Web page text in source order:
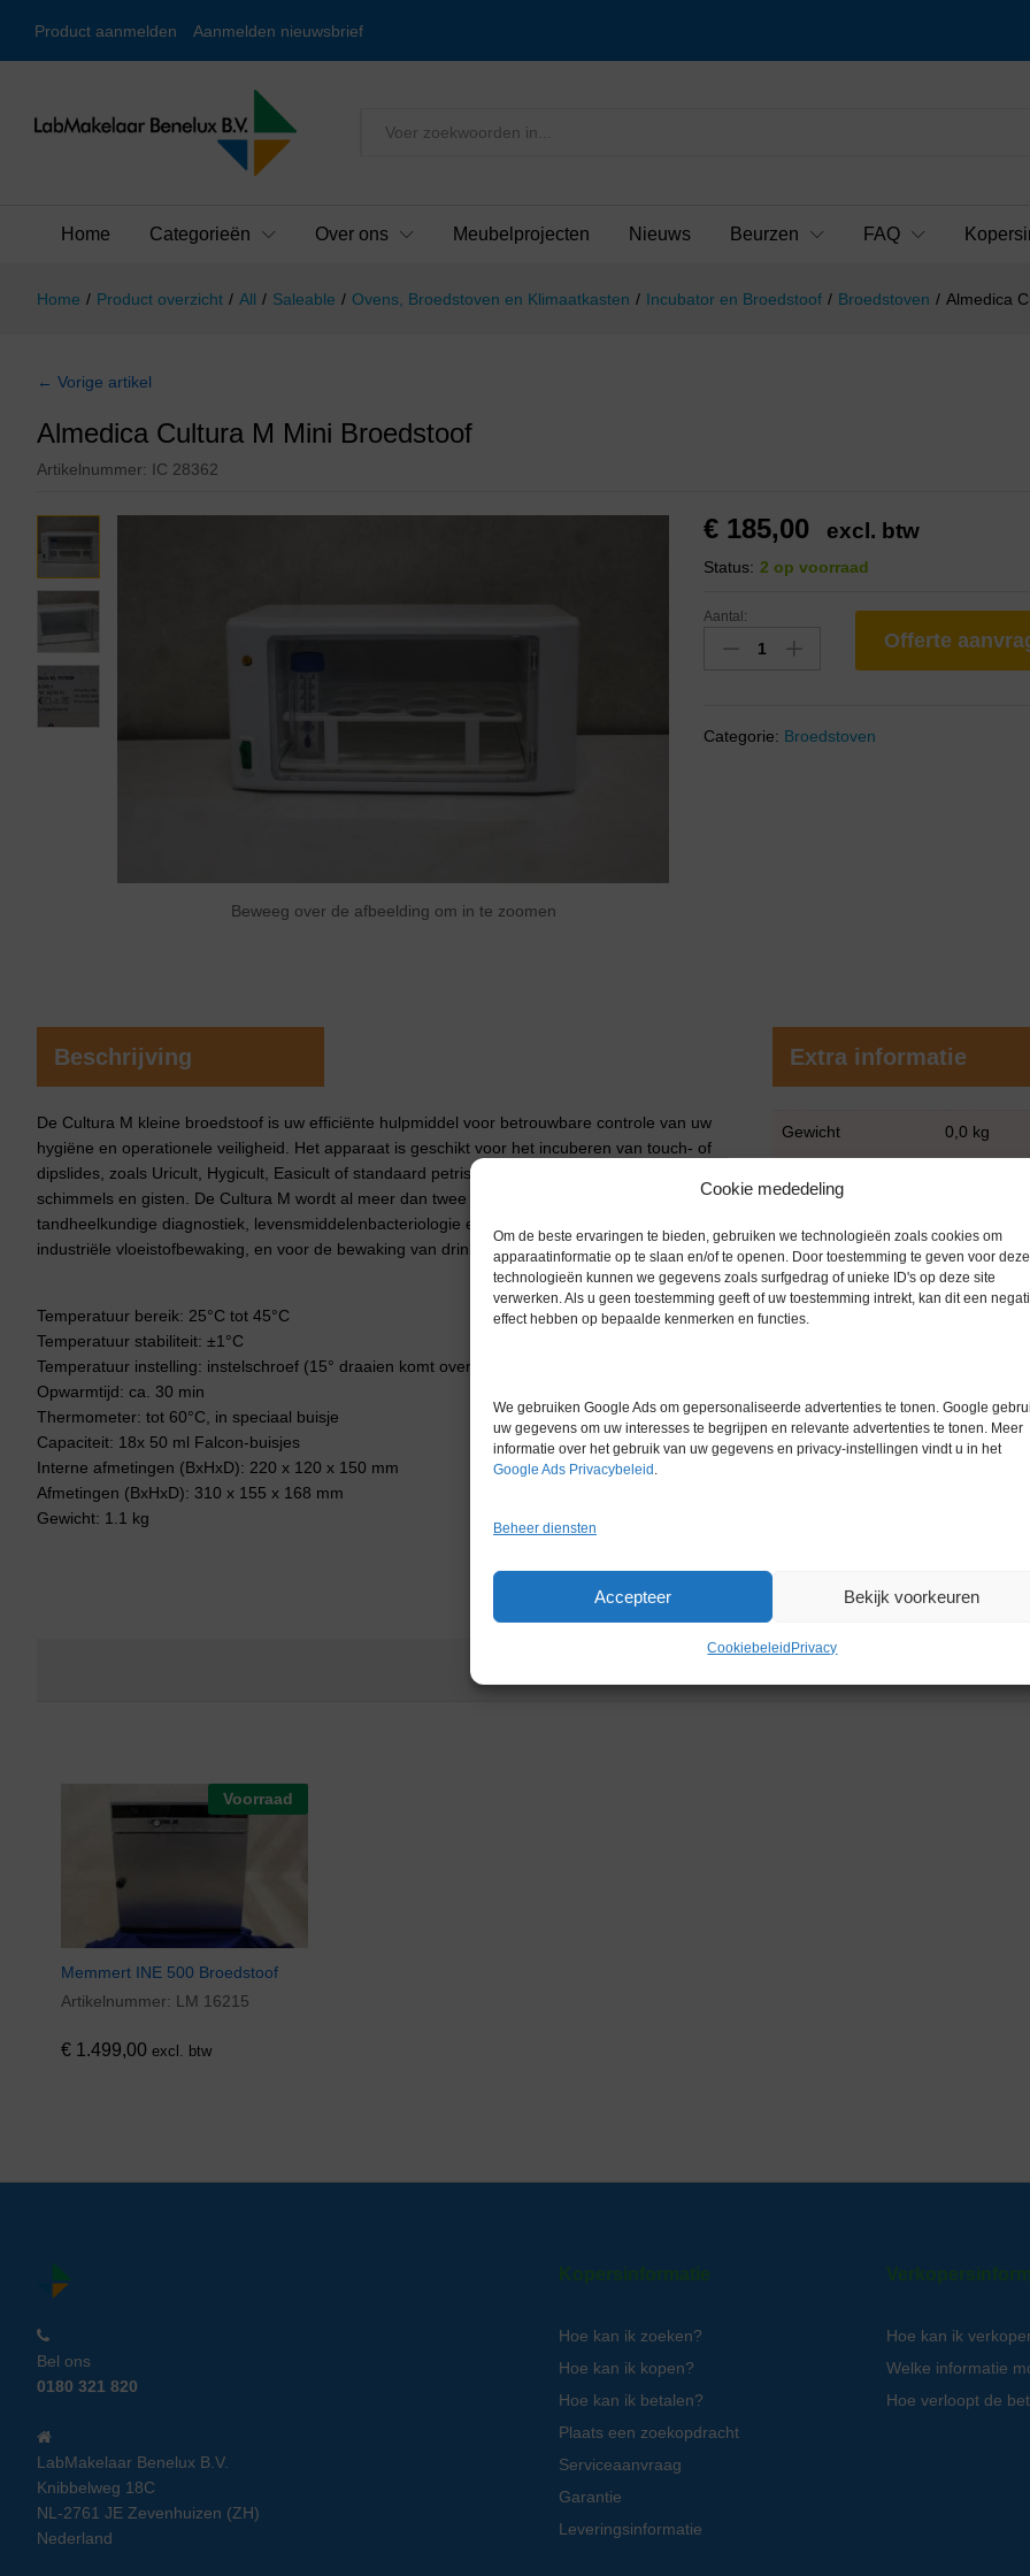
Cookie mededeling
Om de beste ervaringen te bieden, gebruiken we technologieën zoals cookies om
apparaatinformatie op te slaan en/of te openen. Door toestemming te geven voor deze
technologieën kunnen we gegevens zoals surfgedrag of unieke ID's op deze site
verwerken. Als u geen toestemming geeft of uw toestemming intrekt, kan dit een
effect hebben op bepaalde kenmerken en functies.
We gebruiken Google Ads om gepersonaliseerde advertenties te tonen. Google
uw gegevens om uw interesses te begrijpen en relevante advertenties te tonen. Meer
informatie over het gebruik van uw gegevens en privacy-instellingen vindt u in het
Google Ads Privacybeleid
Beheer diensten
Accepteer Bekijk voorkeuren
Cookiebeleid Privacy
Product aanmelden Aanmelden nieuwsbrief
Alles
Home Categorieën Over ons Meubelprojecten Nieuws Beurzen FAQ
Home / Product overzicht / All / Saleable / Ovens, Broedstoven en Klimaatkasten / Incubator en Broedstoof / Broedstoven / Almedica
← Vorige artikel
Almedica Cultura M Mini Broedstoof
Artikelnummer: IC 28362
Beweeg over de afbeelding om in te zoomen
€ 185,00 excl. btw
Status: 2 op voorraad
Aantal:
Offerte
Categorie: Broedstoven
Beschrijving
De Cultura M kleine broedstoof is uw efficiënte hulpmiddel voor betrouwbare controle van uw
hygiëne en operationele veiligheid. Het apparaat is geschikt voor het incuberen van touch- of
dipslides, zoals Uricult, Hygicult, Easicult of standaard petrischalen, voor de detectie van bacteriën,
schimmels en gisten. De Cultura M wordt al meer dan twee decennia gebruikt in de medische en
tandheelkundige diagnostiek, levensmiddelenbacteriologie en hygiënecontrole, koel-, smeer- en
industriële vloeistofbewaking, en voor de bewaking van drinkwater, proceswater en zwembadwater.
Temperatuur bereik: 25°C tot 45°C
Temperatuur stabiliteit: ±1°C
Temperatuur instelling: instelschroef (15° draaien komt overeen met ca. 1°C)
Opwarmtijd: ca. 30 min
Thermometer: tot 60°C, in speciaal buisje
Capaciteit: 18x 50 ml Falcon-buisjes
Interne afmetingen (BxHxD): 220 x 120 x 150 mm
Afmetingen (BxHxD): 310 x 155 x 168 mm
Gewicht: 1.1 kg
Extra informatie
Gewicht 0,0 kg
Conditie Gebruikt in
Voorraad
Memmert INE 500 Broedstoof
Artikelnummer: LM 16215
€ 1.499,00 excl. btw
Bel ons
0180 321 820
LabMakelaar Benelux B.V.
Knibbelweg 18C
NL-2761 JE Zevenhuizen (ZH)
Nederland
Kopersinformatie
Hoe kan ik zoeken?
Hoe kan ik kopen?
Hoe kan ik betalen?
Plaats een zoekopdracht
Serviceaanvraag
Garantie
Leveringsinformatie
Hoe kan ik
Welke informatie
Hoe verloopt de